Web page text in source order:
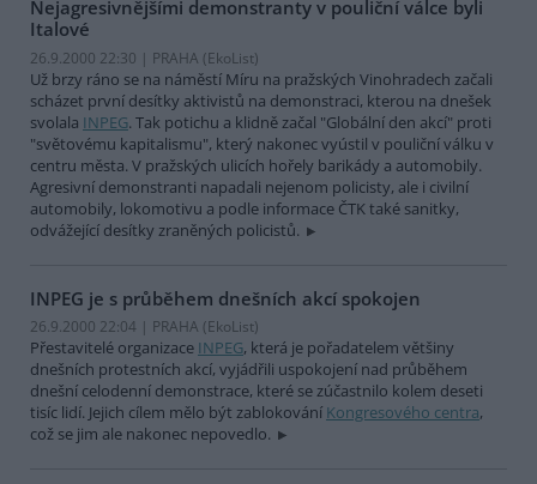
Nejagresivnějšími demonstranty v pouliční válce byli
Italové
26.9.2000 22:30 | PRAHA (EkoList)
Už brzy ráno se na náměstí Míru na pražských Vinohradech začali
scházet první desítky aktivistů na demonstraci, kterou na dnešek
svolala INPEG. Tak potichu a klidně začal "Globální den akcí" proti
"světovému kapitalismu", který nakonec vyústil v pouliční válku v
centru města. V pražských ulicích hořely barikády a automobily.
Agresivní demonstranti napadali nejenom policisty, ale i civilní
automobily, lokomotivu a podle informace ČTK také sanitky,
odvážející desítky zraněných policistů.
INPEG je s průběhem dnešních akcí spokojen
26.9.2000 22:04 | PRAHA (EkoList)
Přestavitelé organizace INPEG, která je pořadatelem většiny
dnešních protestních akcí, vyjádřili uspokojení nad průběhem
dnešní celodenní demonstrace, které se zúčastnilo kolem deseti
tisíc lidí. Jejich cílem mělo být zablokování Kongresového centra,
což se jim ale nakonec nepovedlo.